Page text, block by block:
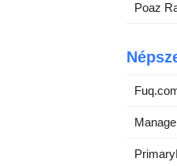
Poaz